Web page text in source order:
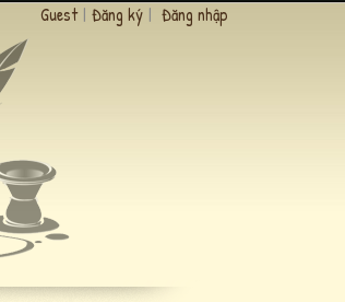
Guest | Đăng ký | Đăng nhập